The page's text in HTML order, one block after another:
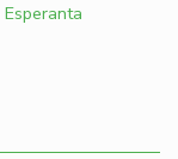
Esperanta